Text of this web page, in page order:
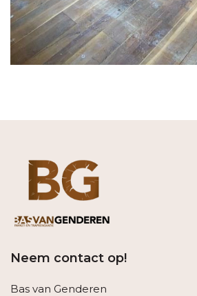
Neem contact op!
Bas van Genderen